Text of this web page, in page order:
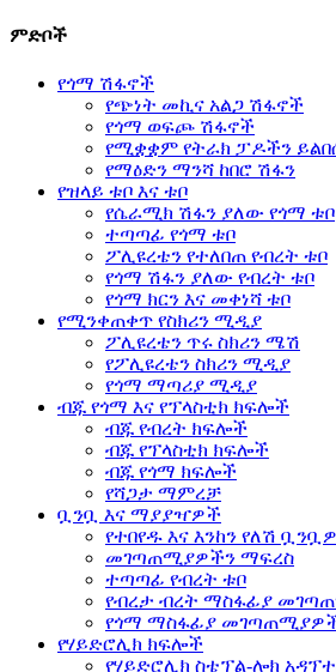
ምድቦች
የጎማ ሽፋኖች
የጭነት መኪና አልጋ ሽፋኖች
የጎማ ወፍጮ ሽፋኖች
የሚቋቋም የትራክ ፓዶችን
የማዕድን ማንሻ ከበሮ ሽፋን
የዝላይ ቱቦ እና ቱቦ
የሴራሚክ ሽፋን ያለው የጎማ ቱቦ
ተጣጣፊ የጎማ ቱቦ
ፖሊዩረቴን የተለበጠ የብረት ቱቦ
የጎማ ሽፋን ያለው የብረት ቱቦ
የጎማ ክርን እና መቀነሻ ቱቦ
የሚንቀጠቀጥ የስክሪን ሚዲያ
ፖሊዩረቴን ጥሩ ስክሪን ሜሽ
የፖሊዩረቴን ስክሪን ሚዲያ
የጎማ ማጣሪያ ሚዲያ
ብጁ የጎማ እና የፕላስቲክ ክፍሎች
ብጁ የብረት ክፍሎች
ብጁ የፕላስቲክ ክፍሎች
ብጁ የጎማ ክፍሎች
የሻጋታ ማምረቻ
ቧንቧ እና ማያያዣዎች
የተበየዱ እና እንከን የለሽ
መገጣጠሚያዎችን ማፍረስ
ተጣጣፊ የብረት ቱቦ
የብረታ ብረት ማስፋፊያ
የጎማ ማስፋፊያ
የሃይድሮሊክ ክፍሎች
የሃይድሮሊክ ስቴፕል-ሎክ